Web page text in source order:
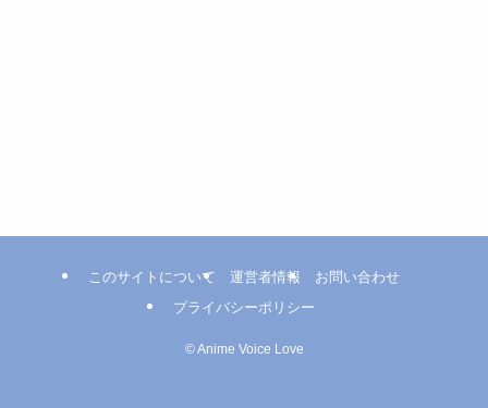
このサイトについて 運営者情報
お問い合わせ
プライバシーポリシー
©Anime Voice Love